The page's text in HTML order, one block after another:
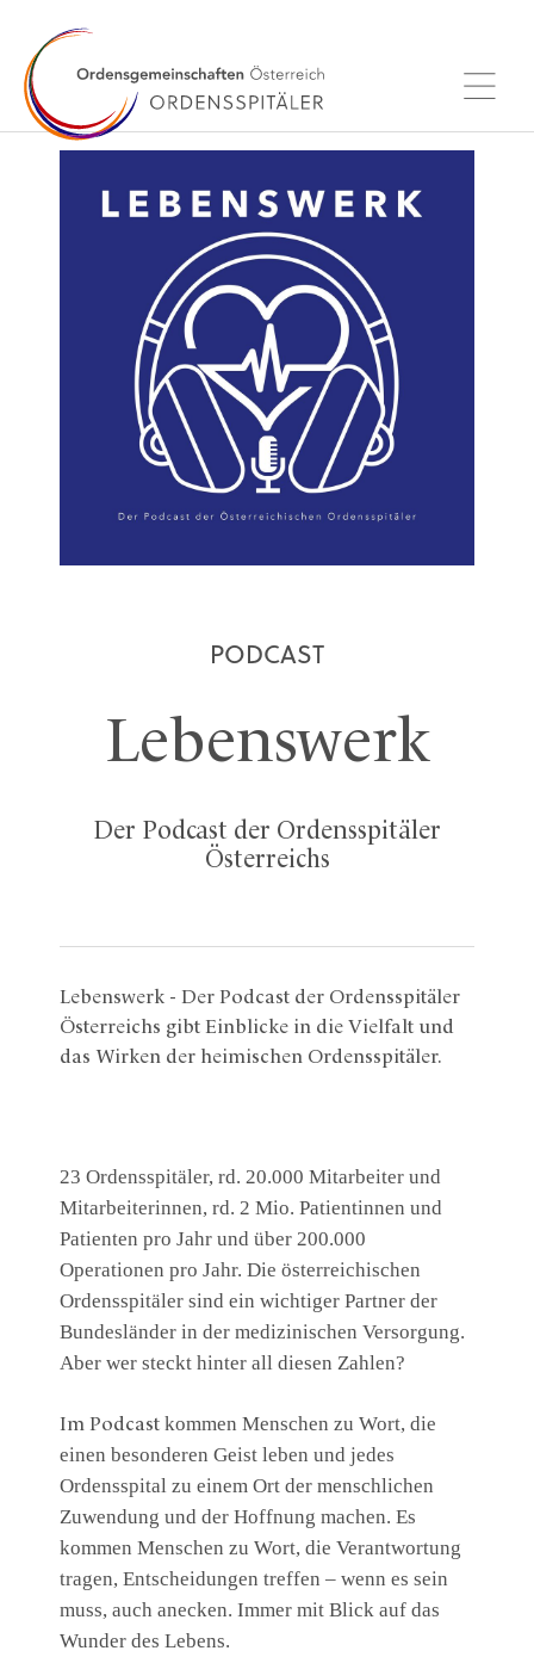
PODCAST
Lebenswerk
Der Podcast der Ordensspitäler
Österreichs
Lebenswerk - Der Podcast der Ordensspitäler
Österreichs gibt Einblicke in die Vielfalt und
das Wirken der heimischen Ordensspitäler.
23 Ordensspitäler, rd. 20.000 Mitarbeiter und
Mitarbeiterinnen, rd. 2 Mio. Patientinnen und
Patienten pro Jahr und über 200.000
Operationen pro Jahr. Die österreichischen
Ordensspitäler sind ein wichtiger Partner der
Bundesländer in der medizinischen Versorgung.
Aber wer steckt hinter all diesen Zahlen?
Im Podcast kommen Menschen zu Wort, die
einen besonderen Geist leben und jedes
Ordensspital zu einem Ort der menschlichen
Zuwendung und der Hoffnung machen. Es
kommen Menschen zu Wort, die Verantwortung
tragen, Entscheidungen treffen – wenn es sein
muss, auch anecken. Immer mit Blick auf das
Wunder des Lebens.